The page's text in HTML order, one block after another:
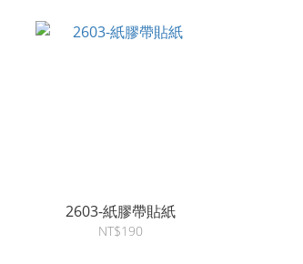
2603-紙膠帶貼紙
NT$190